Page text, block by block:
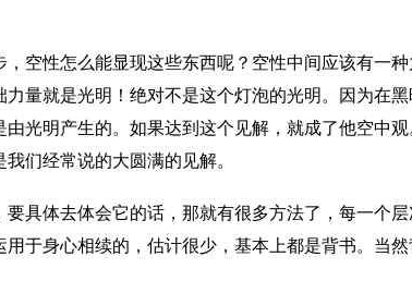
，空性怎么能显现这些东西呢？空性中间应该有一
力量就是光明！绝对不是这个灯泡的光明。因为在
由光明产生的。如果达到这个见解，就成了他空中
们经常说的大圆满的见解。
要具体去体会它的话，那就有很多方法了，每一个
于身心相续的，估计很少，基本上都是背书。当